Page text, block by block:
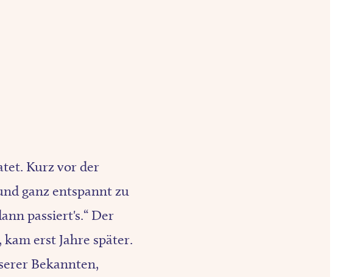
Kurz vor der
ganz entspannt zu
passiert's.“ Der
erst Jahre später.
Bekannten,